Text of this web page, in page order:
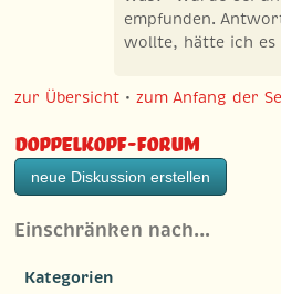
empfunden.
wollte, hätte ich es
zur Übersicht •zum Anfang der
Doppelkopf-Forum
neue Diskussion erstellen
Einschränken nach…
Kategorien